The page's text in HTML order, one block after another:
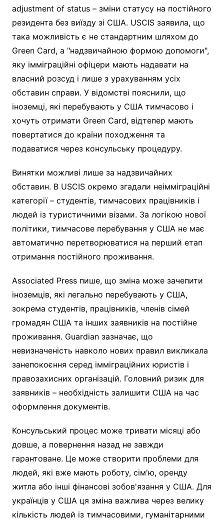
adjustment of status – зміни статусу на постійного
резидента без виїзду зі США. USCIS заявила, що
така можливість є не стандартним шляхом до
Green Card, а "надзвичайною формою допомоги",
яку імміграційні офіцери мають надавати на
власний розсуд і лише з урахуванням усіх
обставин справи. У відомстві пояснили, що
іноземці, які перебувають у США тимчасово і
хочуть отримати Green Card, відтепер мають
повертатися до країни походження та
подаватися через консульську процедуру.
Винятки можливі лише за надзвичайних
обставин. В USCIS окремо згадали неімміграційні
категорії – студентів, тимчасових працівників і
людей із туристичними візами. За логікою нової
політики, тимчасове перебування у США не має
автоматично перетворюватися на перший етап
отримання постійного проживання.
Associated Press пише, що зміна може зачепити
іноземців, які легально перебувають у США,
зокрема студентів, працівників, членів сімей
громадян США та інших заявників на постійне
проживання. Guardian зазначає, що
невизначеність навколо нових правил викликала
занепокоєння серед імміграційних юристів і
правозахисних організацій. Головний ризик для
заявників – необхідність залишити США на час
оформлення документів.
Консульський процес може тривати місяці або
довше, а повернення назад не завжди
гарантоване. Це може створити проблеми для
людей, які вже мають роботу, сім'ю, оренду
житла або інші фінансові зобов'язання у США. Для
українців у США ця зміна важлива через велику
кількість людей із тимчасовими, гуманітарними